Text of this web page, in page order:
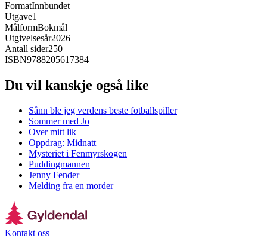
FormatInnbundet
Utgave1
MålformBokmål
Utgivelsesår2026
Antall sider250
ISBN9788205617384
Du vil kanskje også like
Sånn ble jeg verdens beste fotballspiller
Sommer med Jo
Over mitt lik
Oppdrag: Midnatt
Mysteriet i Fenmyrskogen
Puddingmannen
Jenny Fender
Melding fra en morder
Kontakt oss